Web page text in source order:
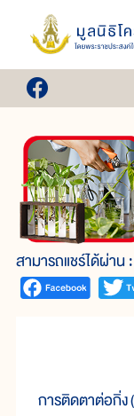
สามารถแชร์ได้ผ่าน :
การติดตาต่อกิ่ง